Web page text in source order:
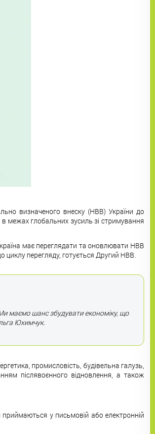
визначеного внеску (НВВ) України до
межах глобальних зусиль зі стримування
має переглядати та оновлювати НВВ
циклу перегляду, готується Другий НВВ.
маємо шанс збудувати економіку, що
Юхимчук.
промисловість, будівельна галузь,
післявоєнного відновлення, а також
у письмовій або електронній